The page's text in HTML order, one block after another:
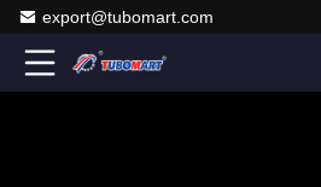
export@tubomart.com